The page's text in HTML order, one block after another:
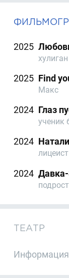
2025
2025 Find
Макс
2024 Глаз
ученик
2024
лицеист
2024
ТЕАТР
Информация